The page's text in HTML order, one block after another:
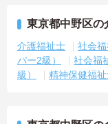
東京都中野区の
介護福祉士 社会
パー2級）
社会福
級）
精神保健福